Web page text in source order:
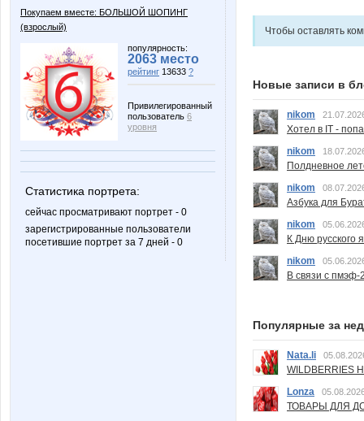
Покупаем вместе: БОЛЬШОЙ ШОПИНГ
(взрослый)
популярность:
2063 место
рейтинг 13633 ?
Привилегированный
пользователь 6
уровня
Статистика портрета:
сейчас просматривают портрет - 0
зарегистрированные пользователи
посетившие портрет за 7 дней - 0
Чтобы оставлять
Новые записи в
nikom
Хотел в IT -
nikom
Полдневное
nikom
Азбука для
nikom
К Дню русского
nikom
В связи с пмэф-
Популярные за
Nata.li
Lonza
ТОВАРЫ ДЛЯ